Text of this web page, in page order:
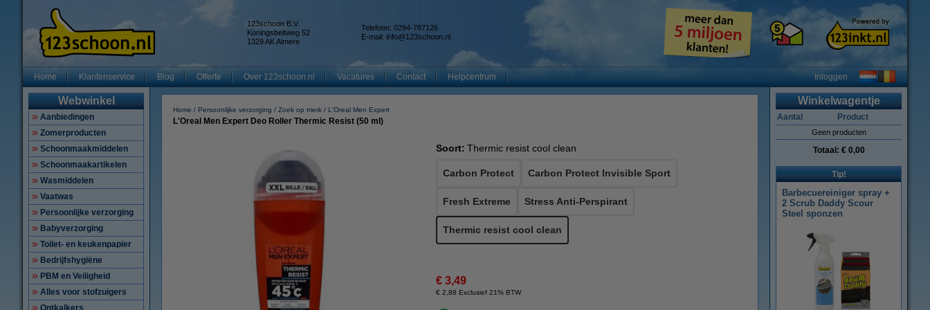
123schoon B.V.
Koningsbeltweg 52
1329 AK Almere
Telefoon: 0294-787126
E-mail: info@123schoon.nl
Home Klantenservice Blog Offerte Over 123schoon.nl Vacatures Contact Helpcentrum Inloggen
Webwinkel
Aanbiedingen
Zomerproducten
Schoonmaakmiddelen
Schoonmaakartikelen
Wasmiddelen
Vaatwas
Persoonlijke verzorging
Babyverzorging
Toilet- en keukenpapier
Bedrijfshygiëne
PBM en Veiligheid
Alles voor stofzuigers
Ontkalkers
Home Persoonlijke verzorging Zoek op merk L'Oreal Men Expert
L'Oreal Men Expert Deo Roller Thermic Resist (50 ml)
Soort: Thermic resist cool clean
Carbon Protect Carbon Protect Invisible Sport
Fresh Extreme Stress Anti-Perspirant
Thermic resist cool clean
€ 3,49
€ 2,88 Exclusief 21% BTW
Winkelwagentje
Aantal Product
Geen producten
Totaal: € 0,00
Tip!
Barbecuereiniger spray +
2 Scrub Daddy Scour
Steel sponzen